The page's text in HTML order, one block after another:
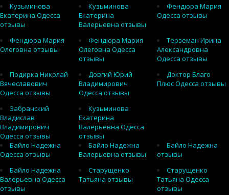
Кузьминова
Екатерина Одесса
отзывы
Кузьминова
Екатерина
Валерьевна отзывы
Фендюра Мария
Одесса отзывы
Фендюра Мария
Олеговна отзывы
Фендюра Мария
Олеговна Одесса
отзывы
Терземан Ирина
Александровна
Одесса отзывы
Подирка Николай
Вячеславович
Одесса отзывы
Довгий Юрий
Владимирович
Одесса отзывы
Доктор Благо
Плюс Одесса отзывы
Забранский
Владислав
Владимирович
Одесса отзывы
Кузьминова
Екатерина
Валерьевна Одесса
отзывы
Байло Надежна
Одесса отзывы
Байло Надежна
Валерьевна отзывы
Байло Надежна
отзывы
Байло Надежна
Валерьевна Одесса
отзывы
Старущенко
Татьяна отзывы
Старущенко
Татьяна Одесса
отзывы